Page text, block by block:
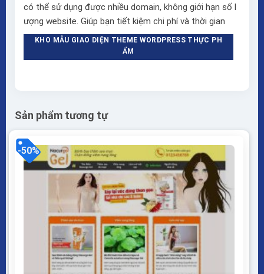
có thể sử dụng được nhiều domain, không giới hạn số l
ượng website. Giúp bạn tiết kiệm chi phí và thời gian
KHO MẪU GIAO DIỆN THEME WORDPRESS THỰC PH
ẨM
Sản phẩm tương tự
-50%